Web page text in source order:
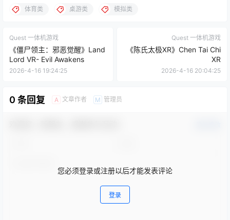
体育类 桌游类 模拟类
Quest 一体机游戏
《僵尸领主：邪恶觉醒》Land
Lord VR- Evil Awakens
2026-4-16 19:24:25
Quest 一体机游戏
《陈氏太极XR》Chen Tai Chi
XR
2026-4-16 20:04:25
0 条回复 A 文章作者 M 管理员
您必须登录或注册以后才能发表评论
登录